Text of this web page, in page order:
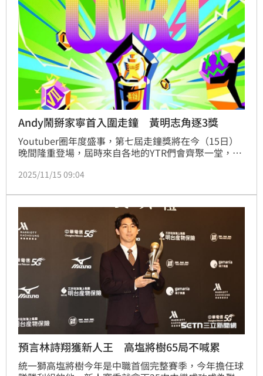
Andy鬧掰家寧首入圍走鐘 黃明志角逐3獎
Youtuber圈年度盛事，第七屆走鐘獎將在今（15日）
晚間隆重登場，屆時來自各地的YTR們會齊聚一堂，共
師重新開立頻道，便一口氣入圍5大項，而剛獲釋的黃
人」、「Dcard Video」皆入圍8項，成了本屆入圍最
大瀛獎。蔡佩伶報導
2025/11/15 09:04
預言林詩翔獲新人王 高塩將樹65局不喊累
統一獅高塩將樹今年是中職首個完整賽季，今年擔任球